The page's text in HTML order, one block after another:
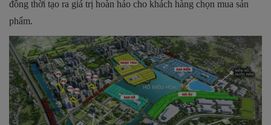
đồng thời tạo ra giá trị hoàn hảo cho khách hàng chọn mua sản
phẩm.